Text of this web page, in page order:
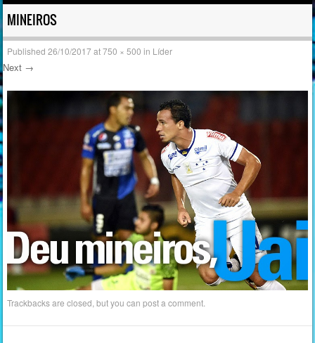
Skip to content
MINEIROS
Published26/10/2017at750 × 500 in Líder
Next →
Trackbacks are closed, but you canpost a comment